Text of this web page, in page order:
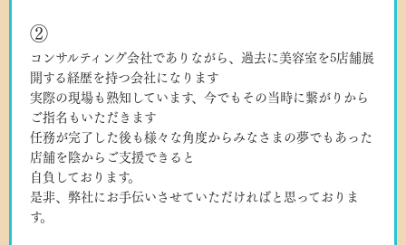
②
コンサルティング会社でありながら、過去に美容室を5店舗展
開する経歴を持つ会社になります
実際の現場も熟知しています、今でもその当時に繋がりから
ご指名もいただきます
任務が完了した後も様々な角度からみなさまの夢でもあった
店舗を陰からご支援できると
自負しております。
是非、弊社にお手伝いさせていただければと思っておりま
す。